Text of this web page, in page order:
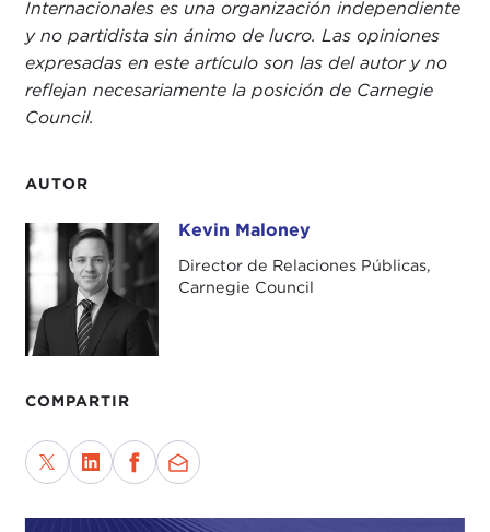
AUTOR
Kevin Maloney Kevin Maloney
Director de Relaciones Públicas,
Carnegie Council
COMPARTIR
Internacionales es una organización independiente
y no partidista sin ánimo de lucro. Las opiniones
expresadas en este artículo son las del autor y no
reflejan necesariamente la posición de Carnegie
Council.